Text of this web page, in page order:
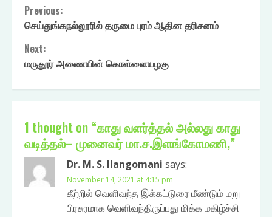
Continue
Reading
Previous:
செய்துங்கநல்லூரில் தருமை புரம் ஆதின தரிசனம்
Next:
மருதூர் அணையின் கொள்ளையழகு
1 thought on “காது வளர்த்தல் அல்லது காது
வடித்தல்– முனைவர் மா.ச.இளங்கோமணி,”
Dr. M. S. Ilangomani says:
November 14, 2021 at 4:15 pm
கீற்றில் வெளிவந்த இக்கட்டுரை மீண்டும் மறு
பிரசுரமாக வெளிவந்திருப்பது மிக்க மகிழ்ச்சி